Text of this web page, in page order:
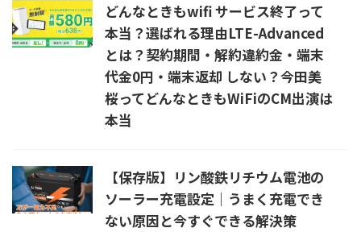
どんなときもwifi サービス終了って
本当？選ばれる理由LTE-Advanced
とは？契約期間・解約違約金・端末
代金0円・端末返却 しない？今田美
桜ってどんなときもWiFiのCM出演は
本当
【保存版】リン酸鉄リチウム電池の
ソーラー充電設定｜うまく充電でき
ない原因と今すぐできる解決策